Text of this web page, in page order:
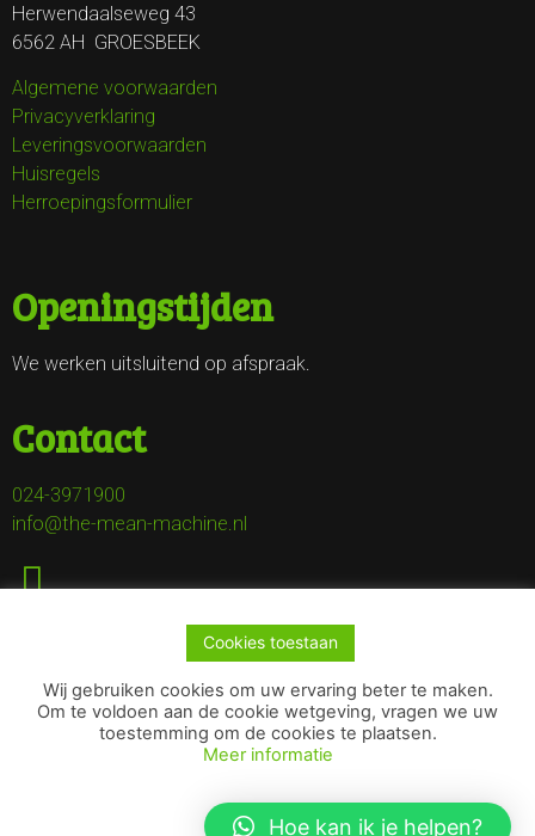
Herwendaalseweg 43
6562 AH GROESBEEK
Algemene voorwaarden
Privacyverklaring
Leveringsvoorwaarden
Huisregels
Herroepingsformulier
Openingstijden
We werken uitsluitend op afspraak.
Contact
024-3971900
info@the-mean-machine.nl
Pittig Bakkie - Online marketingenPennut -
Creative & Strategic Content Agency
Cookies toestaan
Wij gebruiken cookies om uw ervaring beter te maken.
Om te voldoen aan de cookie wetgeving, vragen we uw
toestemming om de cookies te plaatsen.
Meer informatie
Hoe kan ik je helpen?